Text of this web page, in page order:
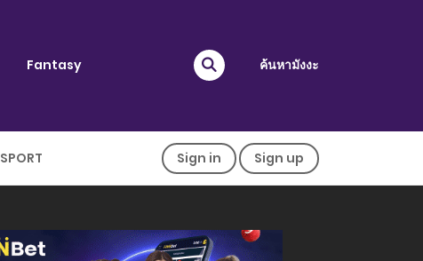
Fantasy ค้นหามังงะ
SPORT Sign in Sign up